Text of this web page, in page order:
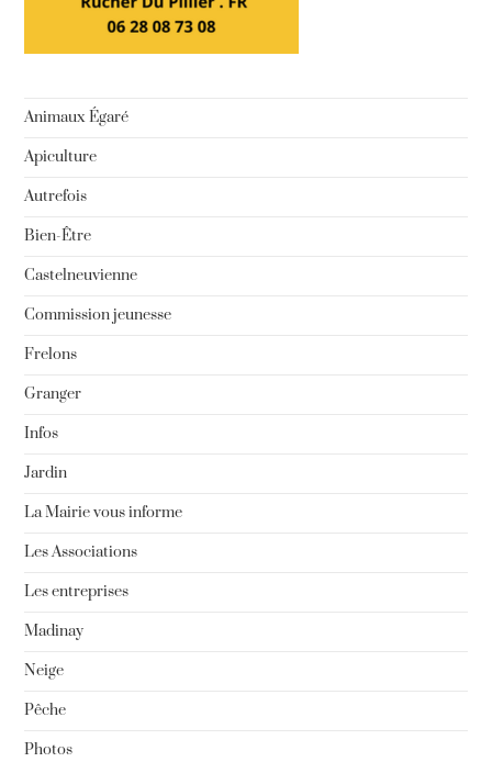
Animaux Égaré
Apiculture
Autrefois
Bien-Être
Castelneuvienne
Commission jeunesse
Frelons
Granger
Infos
Jardin
La Mairie vous informe
Les Associations
Les entreprises
Madinay
Neige
Pêche
Photos